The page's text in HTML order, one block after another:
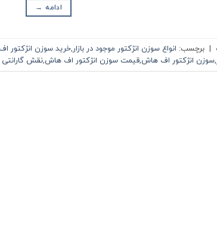
ادامه →
| برچسب: انواع سوزن انژکتور موجود در بازار,خرید سوزن انژکتور
,سوزن انژکتور اف هاش,قیمت سوزن انژکتور اف هاش,نقش